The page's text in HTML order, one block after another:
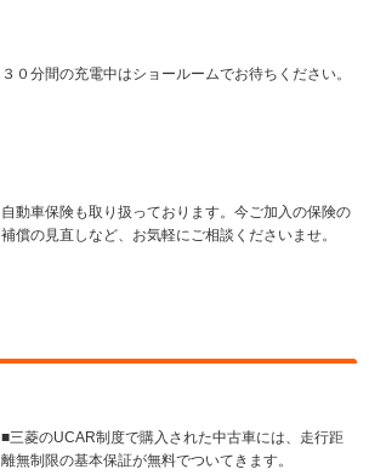
３０分間の充電中はショールームでお待ちください。
自動車保険も取り扱っております。今ご加入の保険の
補償の見直しなど、お気軽にご相談くださいませ。
■三菱のUCAR制度で購入された中古車には、走行距
離無制限の基本保証が無料でついてきます。